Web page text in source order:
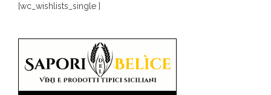
[wc_wishlists_single ]